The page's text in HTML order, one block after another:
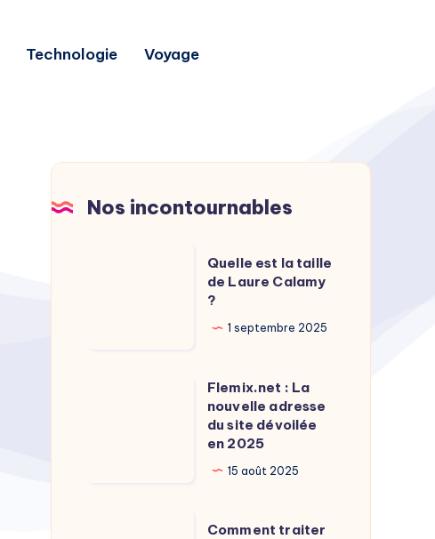
Technologie Voyage
Nos incontournables
Quelle est la taille
de Laure Calamy
?
1 septembre 2025
Flemix.net : La
nouvelle adresse
du site dévoilée
en 2025
15 août 2025
Comment traiter